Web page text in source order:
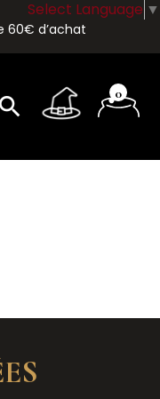
60€ d’achat
search 0
Select Language ▼